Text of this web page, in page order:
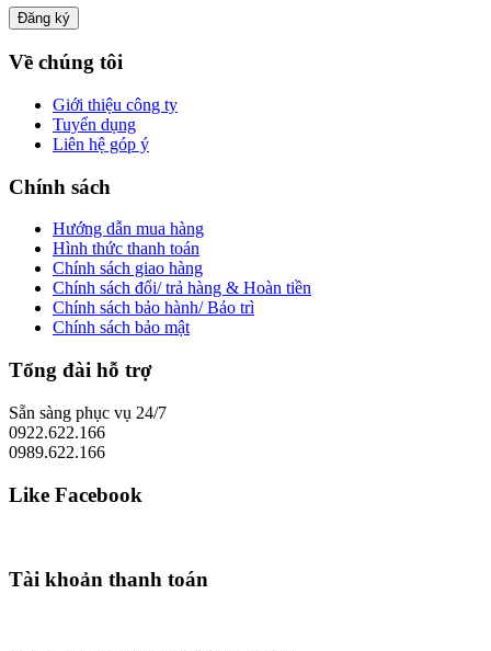
Về chúng tôi
Giới thiệu công ty
Tuyển dụng
Liên hệ góp ý
Chính sách
Hướng dẫn mua hàng
Hình thức thanh toán
Chính sách giao hàng
Chính sách đổi/ trả hàng & Hoàn tiền
Chính sách bảo hành/ Bảo trì
Chính sách bảo mật
Tổng đài hỗ trợ
Sẵn sàng phục vụ 24/7
0922.622.166
0989.622.166
Like Facebook
Tài khoản thanh toán